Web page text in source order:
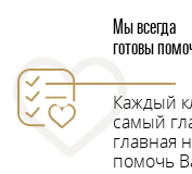
Мы всегда
готовы
Каждый
самый
главная
помочь